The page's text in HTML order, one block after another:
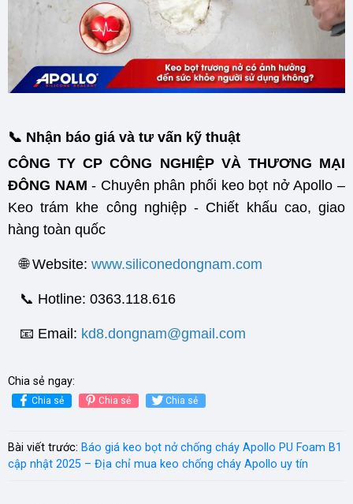
📞 Nhận báo giá và tư vấn kỹ thuật
CÔNG TY CP CÔNG NGHIỆP VÀ THƯƠNG MẠI
ĐÔNG NAM- Chuyên phân phối keo bọt nở Apollo –
Keo trám khe công nghiệp - Chiết khấu cao, giao
hàng toàn quốc
🌐 Website: www.siliconedongnam.com
📞 Hotline: 0363.118.616
📧 Email: kd8.dongnam@gmail.com
Chia sẻ ngay:
Chia sẻ Chia sẻ Chia sẻ
Bài viết trước: Báo giá keo bọt nở chống cháy Apollo PU Foam B1
cập nhật 2025 – Địa chỉ mua keo chống cháy Apollo uy tín